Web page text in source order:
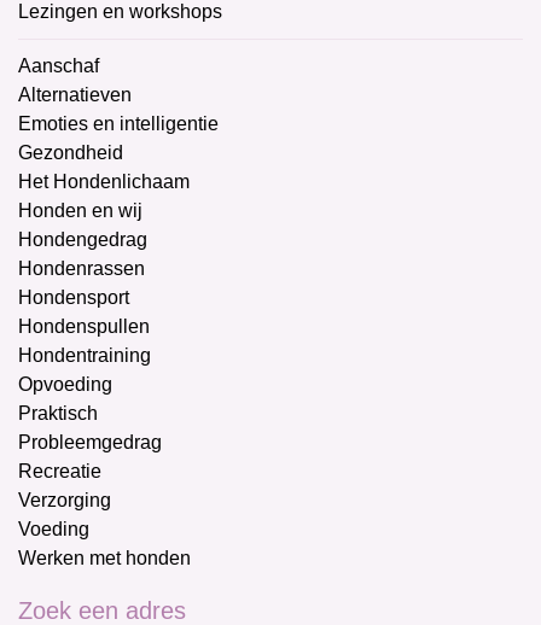
Lezingen en workshops
Aanschaf
Alternatieven
Emoties en intelligentie
Gezondheid
Het Hondenlichaam
Honden en wij
Hondengedrag
Hondenrassen
Hondensport
Hondenspullen
Hondentraining
Opvoeding
Praktisch
Probleemgedrag
Recreatie
Verzorging
Voeding
Werken met honden
Zoek een adres